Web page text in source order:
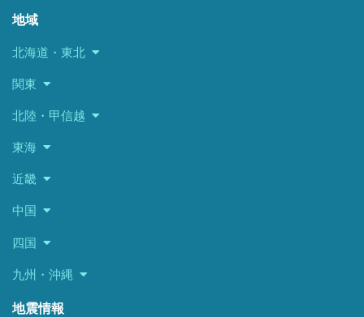
地域
北海道・東北
関東
北陸・甲信越
東海
近畿
中国
四国
九州・沖縄
地震情報